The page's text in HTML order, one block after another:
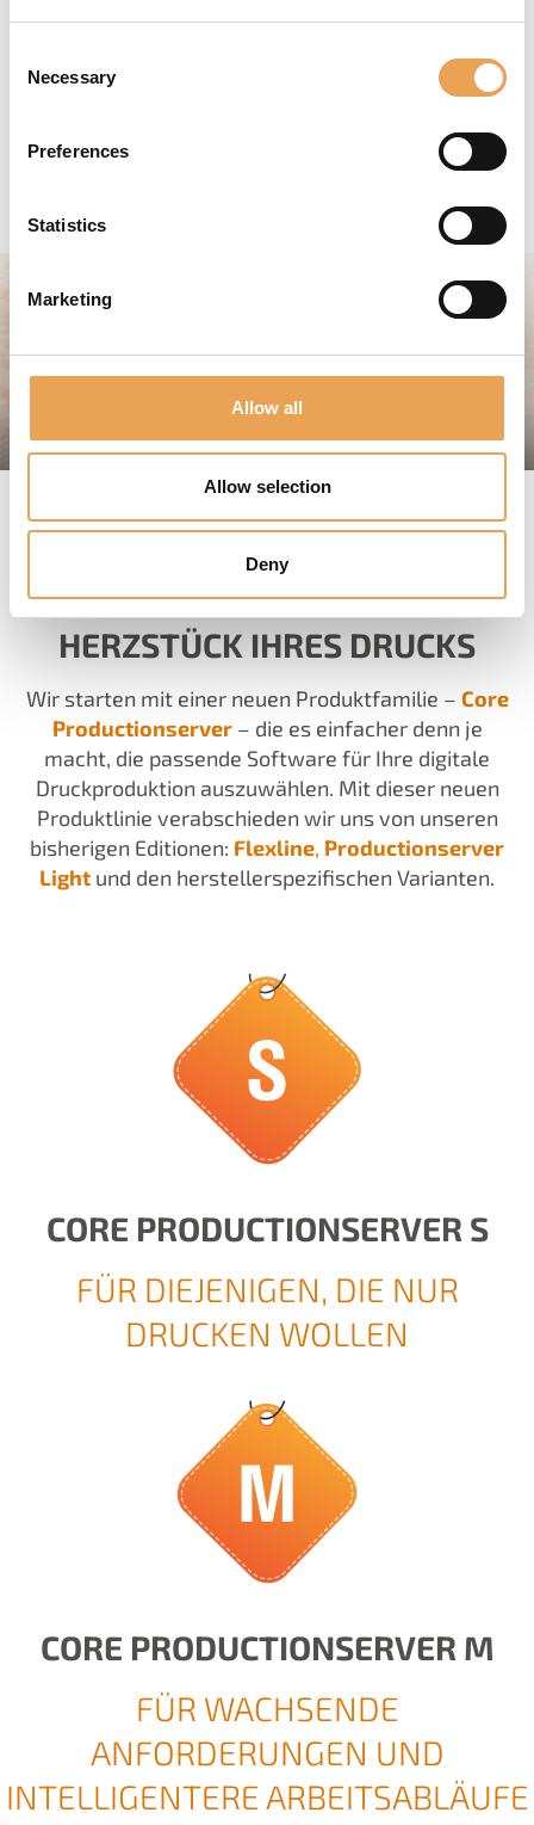
Selection
Necessary
Preferences
Statistics
Marketing
Allow all
Allow selection
Deny
Die CrossXColor-Bibliothek
Profiler: Unterstützung für
WILLKOMMEN BEI CORE
PRODUCTIONSERVER – DAS
HERZSTÜCK IHRES DRUCKS
Wir starten mit einer neuen Produktfamilie – Core
Productionserver– die es einfacher denn je
macht, die passende Software für Ihre digitale
Druckproduktion auszuwählen. Mit dieser neuen
Produktlinie verabschieden wir uns von unseren
bisherigen Editionen: Flexline, Productionserver
Light und den herstellerspezifischen Varianten.
CORE PRODUCTIONSERVER S
FÜR DIEJENIGEN, DIE NUR
DRUCKEN WOLLEN
CORE PRODUCTIONSERVER M
FÜR WACHSENDE
ANFORDERUNGEN UND
INTELLIGENTERE ARBEITSABLÄUFE